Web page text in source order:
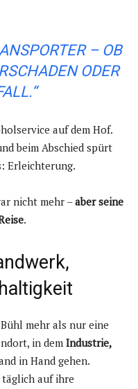
– OB
ODER
auf dem Hof.
beim Abschied spürt
Erleichterung.
nicht mehr –aber seine
.
mehr als nur eine
in dem Industrie,
in Hand gehen.
auf ihre